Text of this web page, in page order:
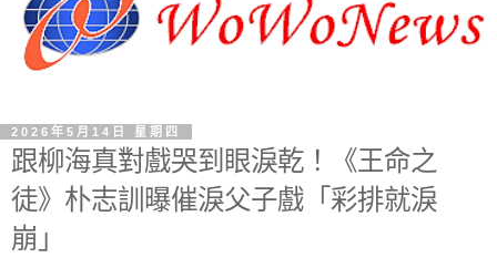
2026年5月14日 星期四
跟柳海真對戲哭到眼淚乾！《王命之
徒》朴志訓曝催淚父子戲「彩排就淚
崩」